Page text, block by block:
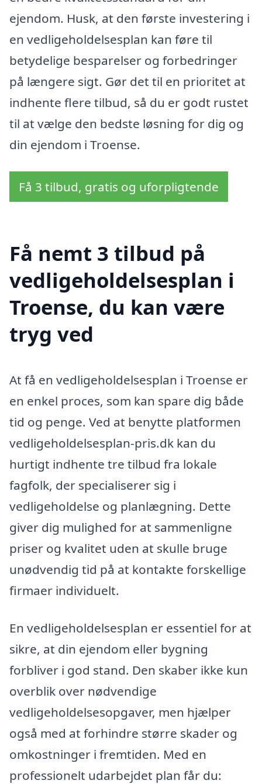
ejendom. Husk, at den første investering i
en vedligeholdelsesplan kan føre til
betydelige besparelser og forbedringer
på længere sigt. Gør det til en prioritet at
indhente flere tilbud, så du er godt rustet
til at vælge den bedste løsning for dig og
din ejendom i Troense.
Få 3 tilbud, gratis og uforpligtende
Få nemt 3 tilbud på
vedligeholdelsesplan i
Troense, du kan være
tryg ved
At få en vedligeholdelsesplan i Troense er
en enkel proces, som kan spare dig både
tid og penge. Ved at benytte platformen
vedligeholdelsesplan-pris.dk kan du
hurtigt indhente tre tilbud fra lokale
fagfolk, der specialiserer sig i
vedligeholdelse og planlægning. Dette
giver dig mulighed for at sammenligne
priser og kvalitet uden at skulle bruge
unødvendig tid på at kontakte forskellige
firmaer individuelt.
En vedligeholdelsesplan er essentiel for at
sikre, at din ejendom eller bygning
forbliver i god stand. Den skaber ikke kun
overblik over nødvendige
vedligeholdelsesopgaver, men hjælper
også med at forhindre større skader og
omkostninger i fremtiden. Med en
professionelt udarbejdet plan får du: